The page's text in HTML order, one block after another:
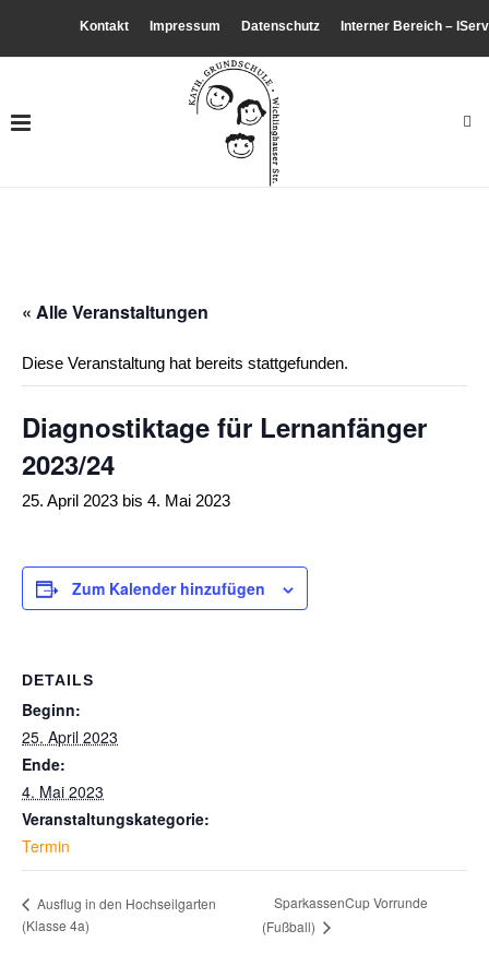
Kontakt Impressum Datenschutz Interner Bereich – IServ
« Alle Veranstaltungen
Diese Veranstaltung hat bereits stattgefunden.
Diagnostiktage für Lernanfänger
2023/24
25. April 2023 bis 4. Mai 2023
Zum Kalender hinzufügen
DETAILS
Beginn:
25. April 2023
Ende:
4. Mai 2023
Veranstaltungskategorie:
Termin
Ausflug in den Hochseilgarten
(Klasse 4a)
SparkassenCup Vorrunde
(Fußball)